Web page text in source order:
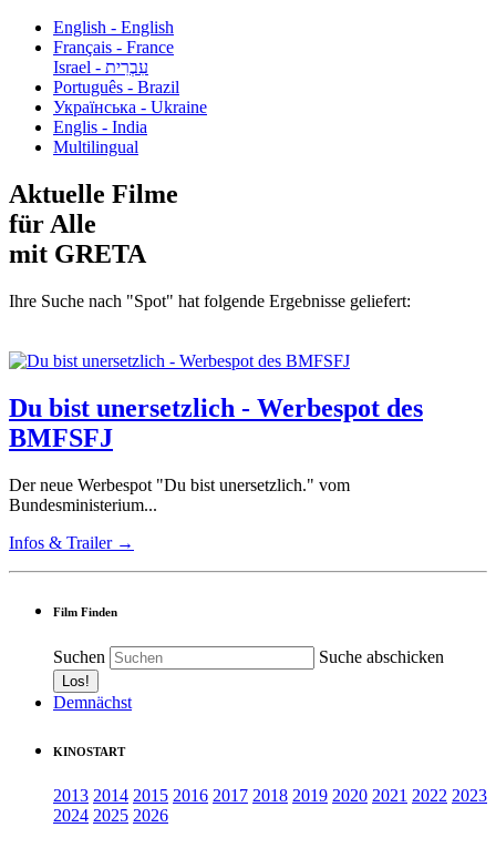
English - English
Français - France
עִבְרִית - Israel
Português - Brazil
Українська - Ukraine
Englis - India
Multilingual
Aktuelle Filme
für Alle
mit GRETA
Ihre Suche nach "Spot" hat folgende Ergebnisse geliefert:
Du bist unersetzlich - Werbespot des
BMFSFJ
Der neue Werbespot "Du bist unersetzlich." vom
Bundesministerium...
Infos & Trailer →
Film Finden
Suchen Suche abschicken
Demnächst
KINOSTART
2013 2014 2015 2016 2017 2018 2019 2020 2021 2022 2023
2024 2025 2026